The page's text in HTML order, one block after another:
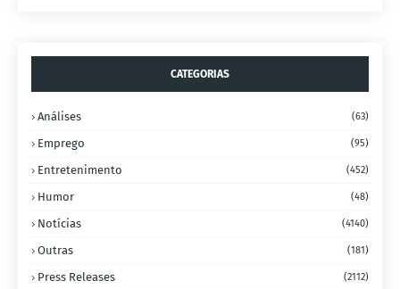
CATEGORIAS
Análises (63)
Emprego (95)
Entretenimento (452)
Humor (48)
Notícias (4140)
Outras (181)
Press Releases (2112)